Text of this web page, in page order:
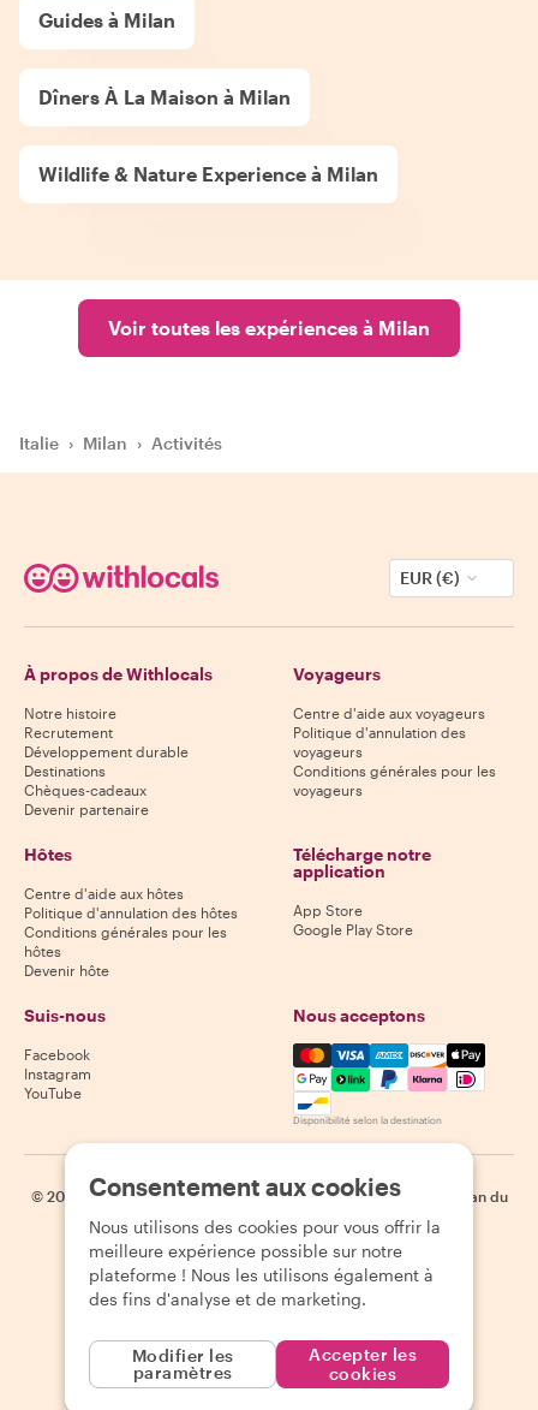
Guides à Milan
Dîners À La Maison à Milan
Wildlife & Nature Experience à Milan
Voir toutes les expériences à Milan
Italie › Milan › Activités
EUR (€)
À propos de Withlocals
Notre histoire
Recrutement
Développement durable
Destinations
Chèques-cadeaux
Devenir partenaire
Voyageurs
Centre d'aide aux voyageurs
Politique d'annulation des
voyageurs
Conditions générales pour les
voyageurs
Hôtes
Centre d'aide aux hôtes
Politique d'annulation des hôtes
Conditions générales pour les
hôtes
Devenir hôte
Télécharge notre
application
App Store
Google Play Store
Suis-nous
Facebook
Instagram
YouTube
Nous acceptons
Mastercard, Visa, Amex,
Disponibilité selon la destination
© 2026 Withlocals.com | Politique de confidentialité | Cookies
Plan du
site
Consentement aux cookies
Nous utilisons des cookies pour vous offrir la
meilleure expérience possible sur notre
plateforme ! Nous les utilisons également à
des fins d'analyse et de marketing.
Modifier les
paramètres
Accepter les
cookies